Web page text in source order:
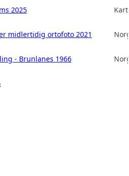
2025
midlertidig ortofoto 2021
- Brunlanes 1966